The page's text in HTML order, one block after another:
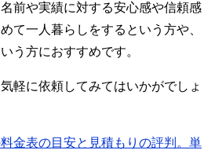
前や実績に対する安心感や信頼感
て一人暮らしをするという方や、
う方におすすめです。
軽に依頼してみてはいかがでしょ
金表の目安と見積もりの評判。単